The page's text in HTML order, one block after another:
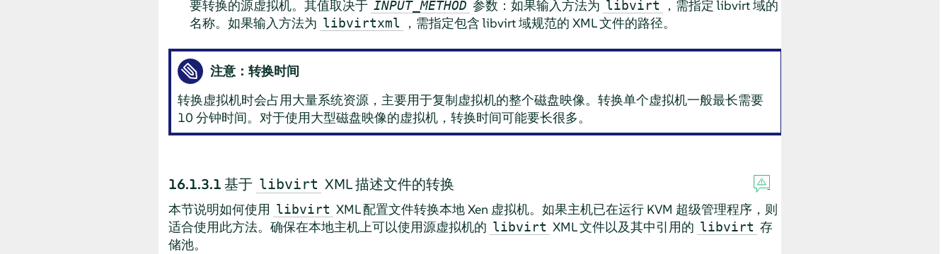
要转换的源虚拟机。其值取决于 INPUT_METHOD 参数：如果输入方法为 libvirt
，需指定 libvirt 域的
名称。如果输入方法为 libvirtxml ，需指定包含 libvirt 域规范的 XML 文件的路径。
注意：转换时间
转换虚拟机时会占用大量系统资源，主要用于复制虚拟机的整个磁盘映像。转换单个虚拟机一般最长需要
10 分钟时间。对于使用大型磁盘映像的虚拟机，转换时间可能要长很多。
16.1.3.1基于 libvirt XML 描述文件的转换
本节说明如何使用 libvirt XML 配置文件转换本地 Xen 虚拟机。如果主机已在运行 KVM 超级管理程序，则
适合使用此方法。确保在本地主机上可以使用源虚拟机的 libvirt XML 文件以及其中引用的 libvirt 存
储池。